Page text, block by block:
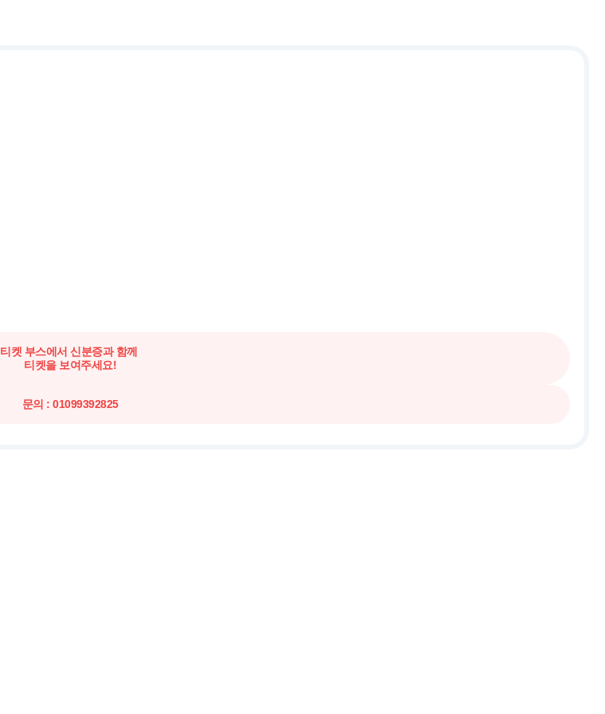
티켓 부스에서 신분증과 함께
티켓을 보여주세요!
문의 : 01099392825